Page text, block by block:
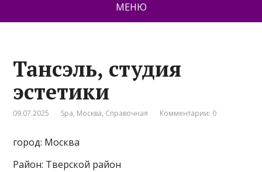
МЕНЮ
Тансэль, студия
эстетики
09.07.2025 Spa, Москва, Справочная Комментарии: 0
город: Москва
Район: Тверской район